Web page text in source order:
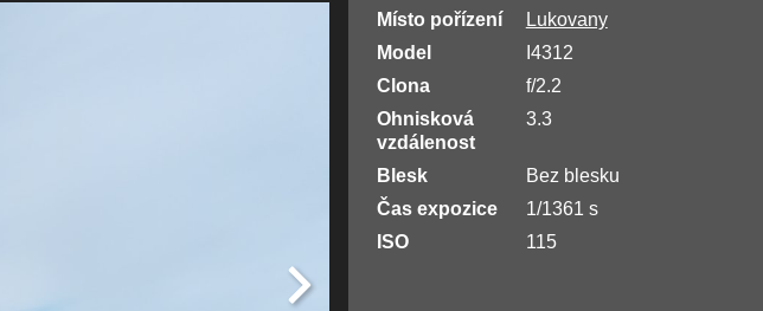
Místo pořízení
Lukovany
Model
I4312
Clona
f/2.2
Ohnisková
vzdálenost
3.3
Blesk
Bez blesku
Čas expozice
1/1361 s
ISO
115